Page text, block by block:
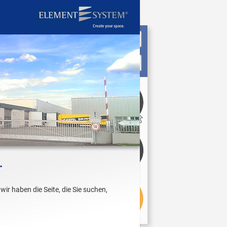
haben die Seite, die Sie suchen,